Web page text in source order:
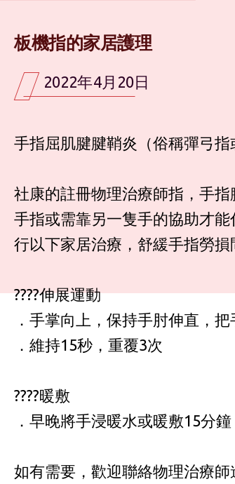
板機指的家居護理
2022年4月20日
手指屈肌腱腱鞘炎（俗稱彈弓
社康的註冊物理治療師指，手
手指或需靠另一隻手的協助才
行以下家居治療，舒緩手指勞損
????️伸展運動
．手掌向上，保持手肘伸直，
．維持15秒，重覆3次
????️暖敷
．早晚將手浸暖水或暖敷15分
如有需要，歡迎聯絡物理治療